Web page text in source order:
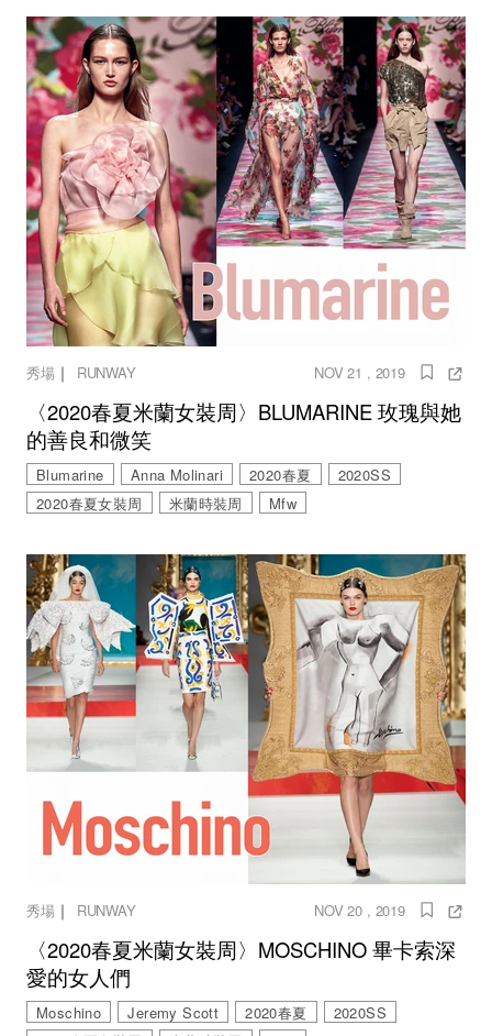
秀場 ｜ RUNWAY NOV 21 , 2019
〈2020春夏米蘭女裝周〉BLUMARINE 玫瑰與她
的善良和微笑
Blumarine Anna Molinari 2020春夏
2020SS
2020春夏女裝周
米蘭時裝周 Mfw
秀場 ｜ RUNWAY NOV 20 , 2019
〈2020春夏米蘭女裝周〉MOSCHINO 畢卡索深
愛的女人們
Moschino Jeremy Scott 2020春夏
2020SS